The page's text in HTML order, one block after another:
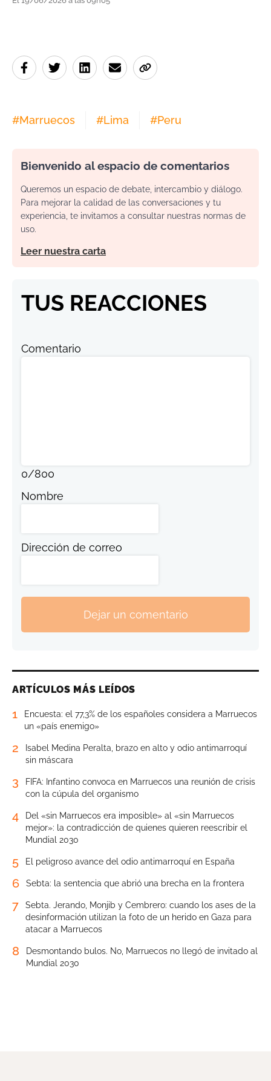
#Marruecos #Lima #Peru
Bienvenido al espacio de comentarios
Queremos un espacio de debate, intercambio y diálogo.
Para mejorar la calidad de las conversaciones y tu
experiencia, te invitamos a consultar nuestras normas de
uso.
Leer nuestra carta
TUS REACCIONES
Comentario
0/800
Nombre
Dirección de correo
Dejar un comentario
ARTÍCULOS MÁS LEÍDOS
1
Encuesta: el 77,3% de los españoles considera a Marruecos
un «país enemigo»
2
Isabel Medina Peralta, brazo en alto y odio antimarroquí
sin máscara
3
FIFA: Infantino convoca en Marruecos una reunión de crisis
con la cúpula del organismo
4
Del «sin Marruecos era imposible» al «sin Marruecos
mejor»: la contradicción de quienes quieren reescribir el
Mundial 2030
5 El peligroso avance del odio antimarroquí en España
6 Sebta: la sentencia que abrió una brecha en la frontera
7
Sebta. Jerando, Monjib y Cembrero: cuando los ases de la
desinformación utilizan la foto de un herido en Gaza para
atacar a Marruecos
8
Desmontando bulos. No, Marruecos no llegó de invitado al
Mundial 2030